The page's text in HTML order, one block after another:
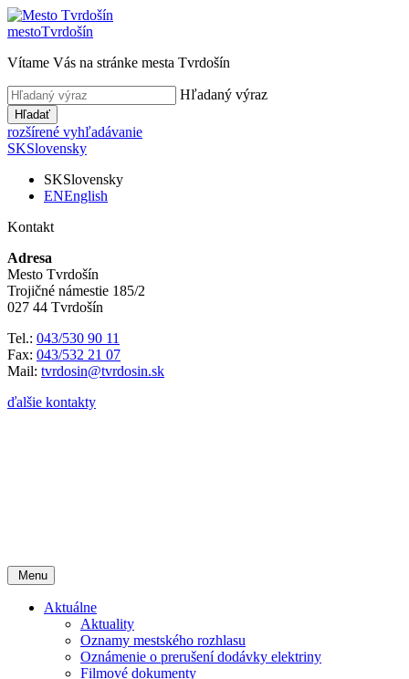
mestoTvrdošín
Vítame Vás na stránke mesta Tvrdošín
Hľadaný výraz
Hľadať
rozšírené vyhľadávanie
SKSlovensky
SKSlovensky
ENEnglish
Kontakt
Adresa
Mesto Tvrdošín
Trojičné námestie 185/2
027 44 Tvrdošín
Tel.: 043/530 90 11
Fax: 043/532 21 07
Mail: tvrdosin@tvrdosin.sk
ďalšie kontakty
Menu
Aktuálne
Aktuality
Oznamy mestského rozhlasu
Oznámenie o prerušení dodávky elektriny
Filmové dokumenty